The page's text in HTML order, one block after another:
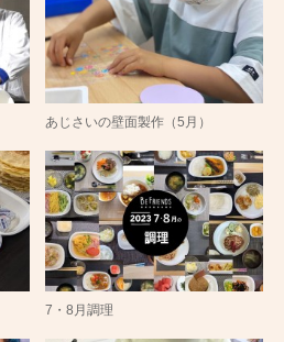
あじさいの壁面製作（5月）
7・8月調理